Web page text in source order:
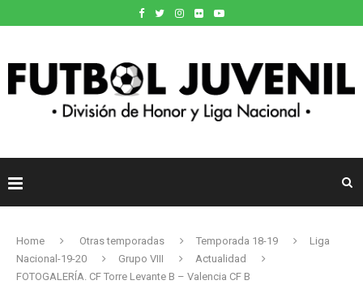
Home Otras temporadas Temporada 18-19
Liga
Nacional-19-20
Grupo VIII
Actualidad
FOTOGALERÍA. CF Torre Levante B – Valencia CF B